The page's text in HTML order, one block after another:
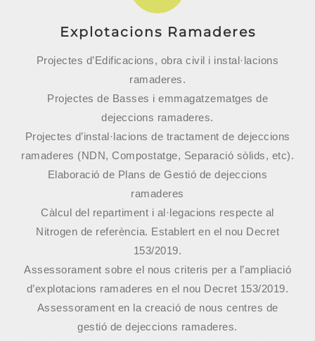
Explotacions Ramaderes
Projectes d’Edificacions, obra civil i instal·lacions
ramaderes.
Projectes de Basses i emmagatzematges de
dejeccions ramaderes.
Projectes d’instal·lacions de tractament de dejeccions
ramaderes (NDN, Compostatge, Separació sòlids, etc).
Elaboració de Plans de Gestió de dejeccions
ramaderes
Càlcul del repartiment i al·legacions respecte al
Nitrogen de referència. Establert en el nou Decret
153/2019.
Assessorament sobre el nous criteris per a l’ampliació
d’explotacions ramaderes en el nou Decret 153/2019.
Assessorament en la creació de nous centres de
gestió de dejeccions ramaderes.